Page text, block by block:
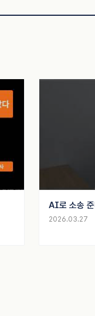
AI로 소송 준
2026.03.27